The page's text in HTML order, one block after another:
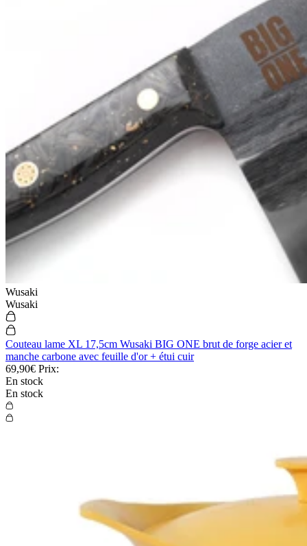
Wusaki
Wusaki
Couteau lame XL 17,5cm Wusaki BIG ONE brut de forge acier et
manche carbone avec feuille d'or + étui cuir
69,90€ Prix:
En stock
En stock